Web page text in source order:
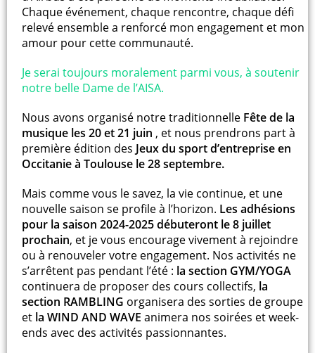
Chaque événement, chaque rencontre, chaque défi
relevé ensemble a renforcé mon engagement et mon
amour pour cette communauté.
Je serai toujours moralement parmi vous, à soutenir
notre belle Dame de l’AISA.
Nous avons organisé notre traditionnelle Fête de la
musique les 20 et 21 juin , et nous prendrons part à
première édition des Jeux du sport d’entreprise en
Occitanie à Toulouse le 28 septembre.
Mais comme vous le savez, la vie continue, et une
nouvelle saison se profile à l’horizon. Les adhésions
pour la saison 2024-2025 débuteront le 8 juillet
prochain, et je vous encourage vivement à rejoindre
ou à renouveler votre engagement. Nos activités ne
s’arrêtent pas pendant l’été : la section GYM/YOGA
continuera de proposer des cours collectifs, la
section RAMBLING organisera des sorties de groupe
et la WIND AND WAVE animera nos soirées et week-
ends avec des activités passionnantes.